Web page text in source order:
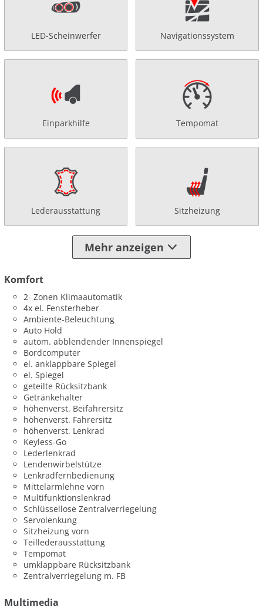
LED-Scheinwerfer Navigationssystem
Einparkhilfe Tempomat
Lederausstattung Sitzheizung
Mehr anzeigen
Komfort
2- Zonen Klimaautomatik
4x el. Fensterheber
Ambiente-Beleuchtung
Auto Hold
autom. abblendender Innenspiegel
Bordcomputer
el. anklappbare Spiegel
el. Spiegel
geteilte Rücksitzbank
Getränkehalter
höhenverst. Beifahrersitz
höhenverst. Fahrersitz
höhenverst. Lenkrad
Keyless-Go
Lederlenkrad
Lendenwirbelstütze
Lenkradfernbedienung
Mittelarmlehne vorn
Multifunktionslenkrad
Schlüssellose Zentralverriegelung
Servolenkung
Sitzheizung vorn
Teillederausstattung
Tempomat
umklappbare Rücksitzbank
Zentralverriegelung m. FB
Multimedia